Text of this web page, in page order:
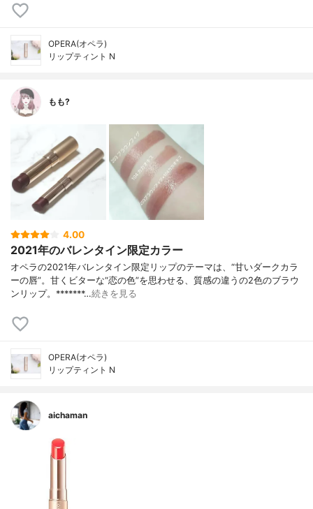
OPERA(オペラ)
リップティント N
もも?
4.00
2021年のバレンタイン限定カラー
オペラの2021年バレンタイン限定リップのテーマは、“甘いダークカラ
ーの唇”。甘くビターな“恋の色”を思わせる、質感の違うの2色のブラウ
ンリップ。*******…続きを見る
OPERA(オペラ)
リップティント N
aichaman